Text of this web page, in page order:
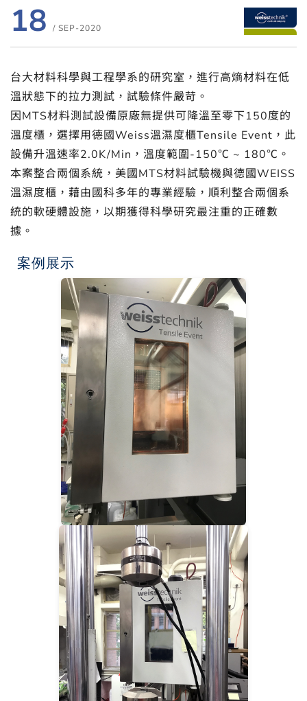
18 / SEP-2020
台大材料科學與工程學系的研究室，進行高熵材料在低
溫狀態下的拉力測試，試驗條件嚴苛。
因MTS材料測試設備原廠無提供可降溫至零下150度的
溫度櫃，選擇用德國Weiss溫濕度櫃Tensile Event，此
設備升溫速率2.0K/Min，溫度範圍-150℃ ~ 180℃。
本案整合兩個系統，美國MTS材料試驗機與德國WEISS
溫濕度櫃，藉由國科多年的專業經驗，順利整合兩個系
統的軟硬體設施，以期獲得科學研究最注重的正確數
據。
案例展示